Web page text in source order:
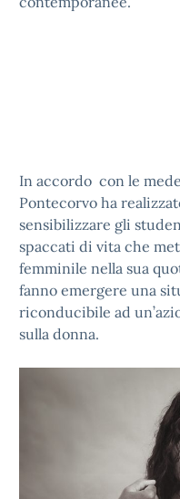
In accordo con le
Pontecorvo ha
sensibilizzare gli
spaccati di vita che
femminile nella sua
fanno emergere una
riconducibile ad
sulla donna.